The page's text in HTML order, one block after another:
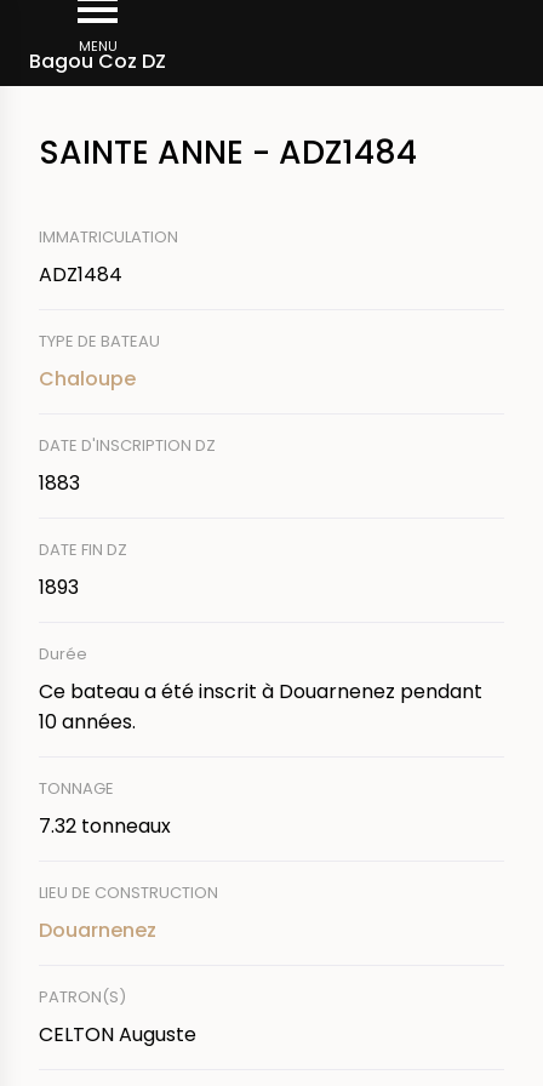
contenu
MENU
Bagou Coz DZ
d'Ariane
Rechercher un bateau
SAINTE ANNE - ADZ1484
IMMATRICULATION
ADZ1484
TYPE DE BATEAU
Chaloupe
DATE D'INSCRIPTION DZ
1883
DATE FIN DZ
1893
Durée
Ce bateau a été inscrit à Douarnenez pendant
10 années.
TONNAGE
7.32 tonneaux
LIEU DE CONSTRUCTION
Douarnenez
PATRON(S)
CELTON Auguste